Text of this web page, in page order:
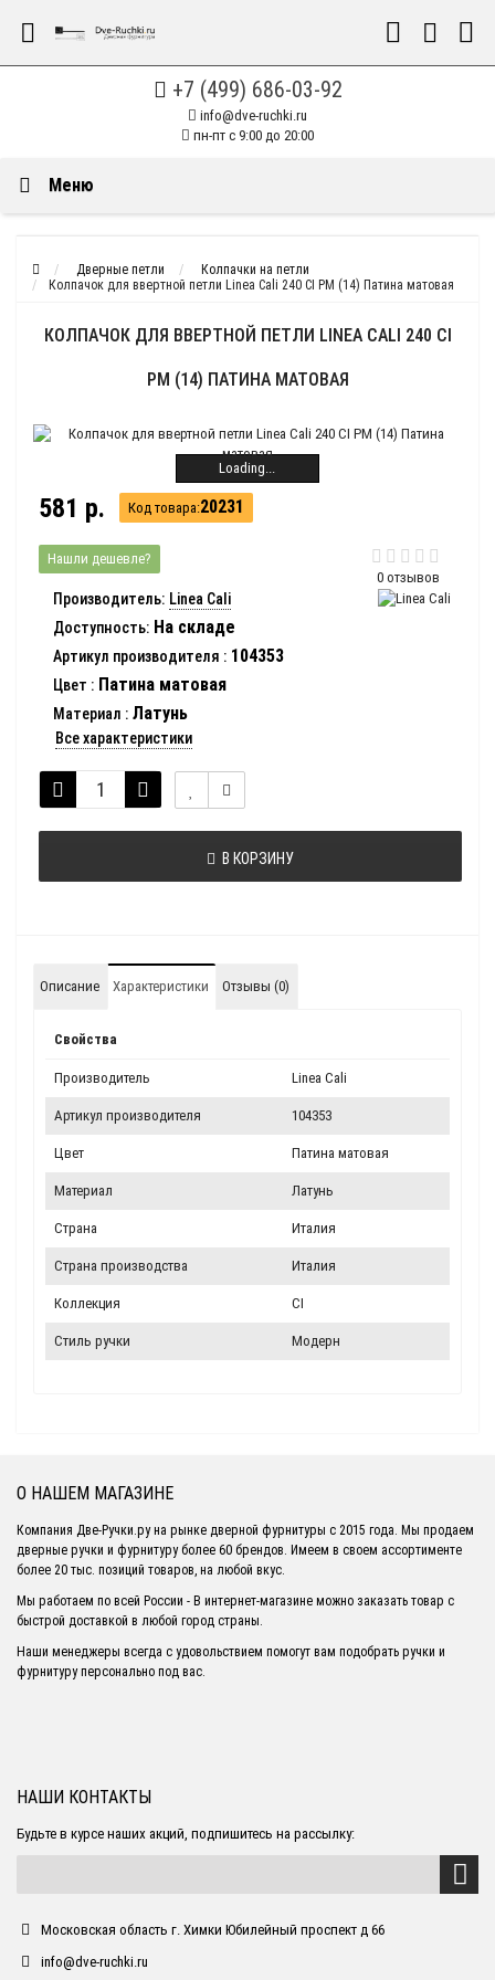
+7 (499) 686-03-92
info@dve-ruchki.ru
пн-пт с 9:00 до 20:00
Меню
Дверные петли
Колпачки на петли
Колпачок для ввертной петли Linea Cali 240 CI PM (14) Патина матовая
КОЛПАЧОК ДЛЯ ВВЕРТНОЙ ПЕТЛИ LINEA CALI 240 CI
PM (14) ПАТИНА МАТОВАЯ
Loading...
0 отзывов
581 р. Код товара:20231
Нашли дешевле?
Производитель: Linea Cali
Доступность: На складе
Артикул производителя : 104353
Цвет : Патина матовая
Материал : Латунь
Все характеристики
В КОРЗИНУ
Описание Характеристики Отзывы (0)
Свойства
Производитель Linea Cali
Артикул производителя 104353
Цвет Патина матовая
Материал Латунь
Страна Италия
Страна производства Италия
Коллекция CI
Стиль ручки Модерн
О НАШЕМ МАГАЗИНЕ
Компания Две-Ручки.ру на рынке дверной фурнитуры с 2015 года. Мы продаем
дверные ручки и фурнитуру более 60 брендов. Имеем в своем ассортименте
более 20 тыс. позиций товаров, на любой вкус.
Мы работаем по всей России - В интернет-магазине можно заказать товар с
быстрой доставкой в любой город страны.
Наши менеджеры всегда с удовольствием помогут вам подобрать ручки и
фурнитуру персонально под вас.
НАШИ КОНТАКТЫ
Будьте в курсе наших акций, подпишитесь на рассылку:
Московская область г. Химки Юбилейный проспект д 66
info@dve-ruchki.ru